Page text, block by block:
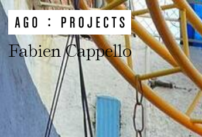
Fabien Cappello